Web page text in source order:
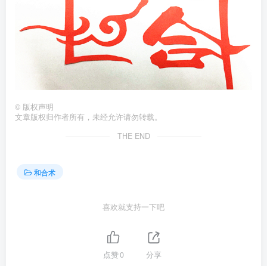
© 版权声明
文章版权归作者所有，未经允许请勿转载。
THE END
和合术
喜欢就支持一下吧
点赞0 分享